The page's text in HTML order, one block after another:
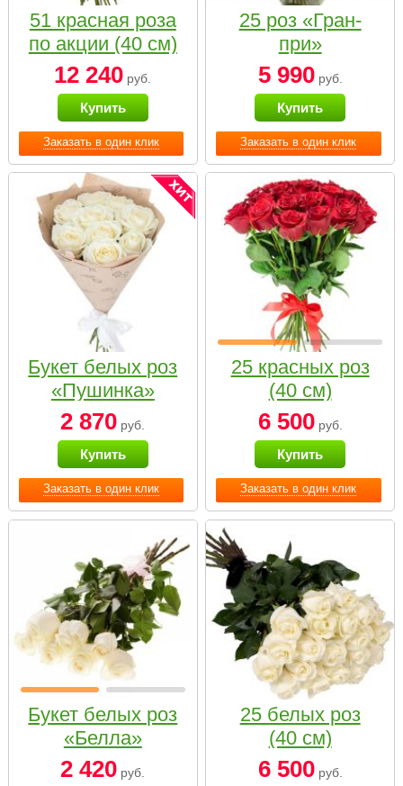
Заказать в один клик
51 красная роза
по акции (40 см)
12 240 руб.
Купить
Заказать в один клик
25 роз «Гран-
при»
5 990руб.
Купить
Заказать в один клик
Букет белых роз
«Пушинка»
2 870 руб.
Купить
Заказать в один клик
25 красных роз
(40 см)
6 500руб.
Купить
Букет белых роз
«Белла»
2 420 руб.
25 белых роз
(40 см)
6 500руб.